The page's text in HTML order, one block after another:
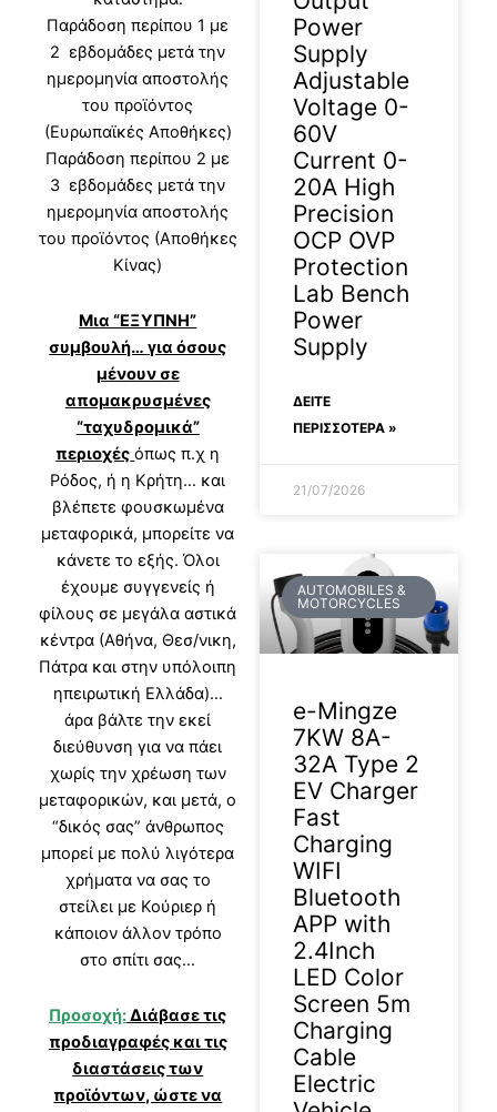
Παράδοση περίπου 1 με
2 εβδομάδες μετά την
ημερομηνία αποστολής
του προϊόντος
(Ευρωπαϊκές Αποθήκες)
Παράδοση περίπου 2 με
3 εβδομάδες μετά την
ημερομηνία αποστολής
του προϊόντος (Αποθήκες
Κίνας)
Μια “ΕΞΥΠΝΗ”
συμβουλή… για όσους
μένουν σε
απομακρυσμένες
“ταχυδρομικά”
περιοχές όπως π.χ η
Ρόδος, ή η Κρήτη… και
βλέπετε φουσκωμένα
μεταφορικά, μπορείτε να
κάνετε το εξής. Όλοι
έχουμε συγγενείς ή
φίλους σε μεγάλα αστικά
κέντρα (Αθήνα, Θεσ/νικη,
Πάτρα και στην υπόλοιπη
ηπειρωτική Ελλάδα)…
άρα βάλτε την εκεί
διεύθυνση για να πάει
χωρίς την χρέωση των
μεταφορικών, και μετά, ο
“δικός σας” άνθρωπος
μπορεί με πολύ λιγότερα
χρήματα να σας το
στείλει με Κούριερ ή
κάποιον άλλον τρόπο
στο σπίτι σας…
Προσοχή:Διάβασε τις
προδιαγραφές και τις
διαστάσεις των
προϊόντων, ώστε να
Power
Supply
Adjustable
Voltage 0-
60V
Current 0-
20A High
Precision
OCP OVP
Protection
Lab Bench
Power
Supply
ΔΕΊΤΕ
ΠΕΡΙΣΣΟΤΕΡΑ »
21/07/2026
AUTOMOBILES &
MOTORCYCLES
e-Mingze
7KW 8A-
32A Type 2
EV Charger
Fast
Charging
WIFI
Bluetooth
APP with
2.4Inch
LED Color
Screen 5m
Charging
Cable
Electric